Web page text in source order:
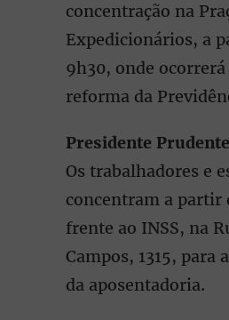
concentração na
Expedicionários, a
9h30, onde
reforma da
Presidente Prudente
Os trabalhadores e
concentram a partir
frente ao INSS, na
Campos, 1315, para
da aposentadoria.